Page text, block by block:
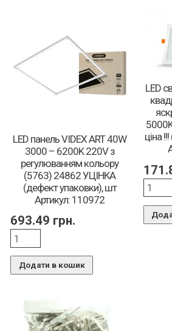
LED панель VIDEX ART 40W
3000 – 6200K 220V з
регулюванням кольору
(5763) 24862 УЦІНКА
(дефект упаковки), шт
Артикул: 110972
693.49 грн.
Додати в кошик
LED
ціна